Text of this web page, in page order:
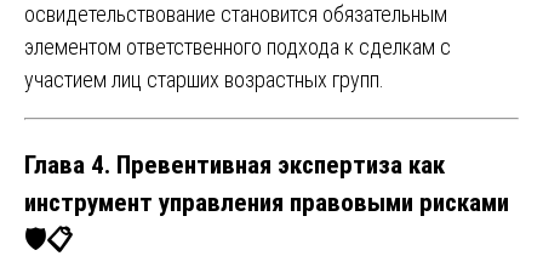
освидетельствование становится обязательным
элементом ответственного подхода к сделкам с
участием лиц старших возрастных групп.
Глава 4. Превентивная экспертиза как
инструмент управления правовыми рисками
🛡️📋